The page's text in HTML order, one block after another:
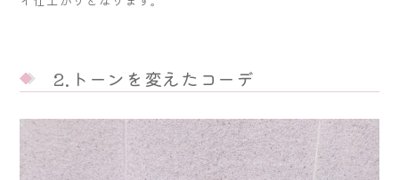
2.トーンを変えたコーデ